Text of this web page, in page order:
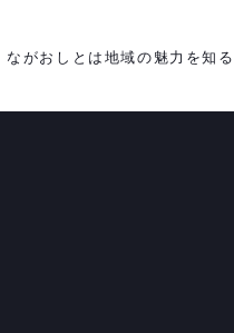
ながおしとは 地域の魅力を知る